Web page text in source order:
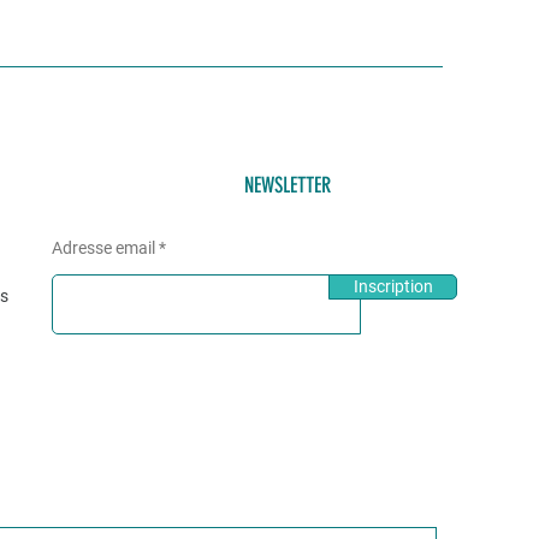
NEWSLETTER
Adresse email
Inscription